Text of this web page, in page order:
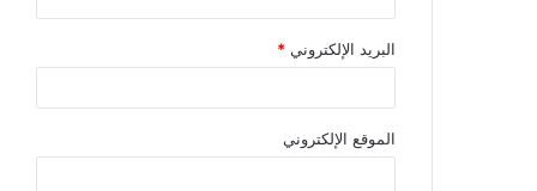
البريد الإلكتروني *
الموقع الإلكتروني